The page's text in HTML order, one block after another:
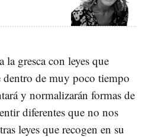
la gresca con leyes que
dentro de muy poco tiempo
y normalizarán formas de
diferentes que no nos
leyes que recogen en su